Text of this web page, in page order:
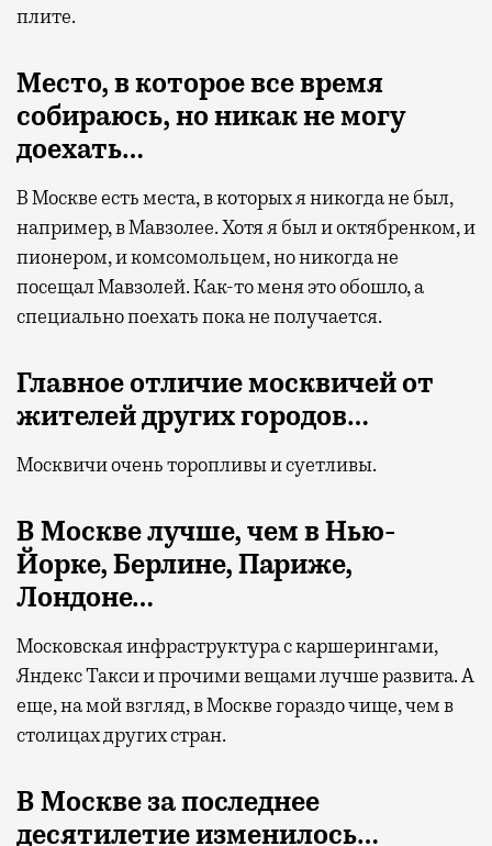
плите.
Место, в которое все время
собираюсь, но никак не могу
доехать…
В Москве есть места, в которых я никогда не был,
например, в Мавзолее. Хотя я был и октябренком, и
пионером, и комсомольцем, но никогда не
посещал Мавзолей. Как-то меня это обошло, а
специально поехать пока не получается.
Главное отличие москвичей от
жителей других городов…
Москвичи очень торопливы и суетливы.
В Москве лучше, чем в Нью-
Йорке, Берлине, Париже,
Лондоне…
Московская инфраструктура с каршерингами,
Яндекс Такси и прочими вещами лучше развита. А
еще, на мой взгляд, в Москве гораздо чище, чем в
столицах других стран.
В Москве за последнее
десятилетие изменилось…